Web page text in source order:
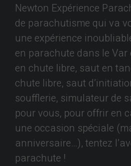
Newton Expérience
de parachutisme qui va
une expérience
en parachute dans le Var
en chute libre, saut en
chute libre, saut
soufflerie, simulateur de
pour vous, pour offrir en
une occasion spéciale
anniversaire…), tentez
parachute !